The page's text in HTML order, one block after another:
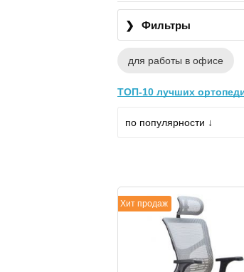
❯ Фильтры
для работы в офисе
ТОП-10 лучших
по популярности ↓
Хит продаж